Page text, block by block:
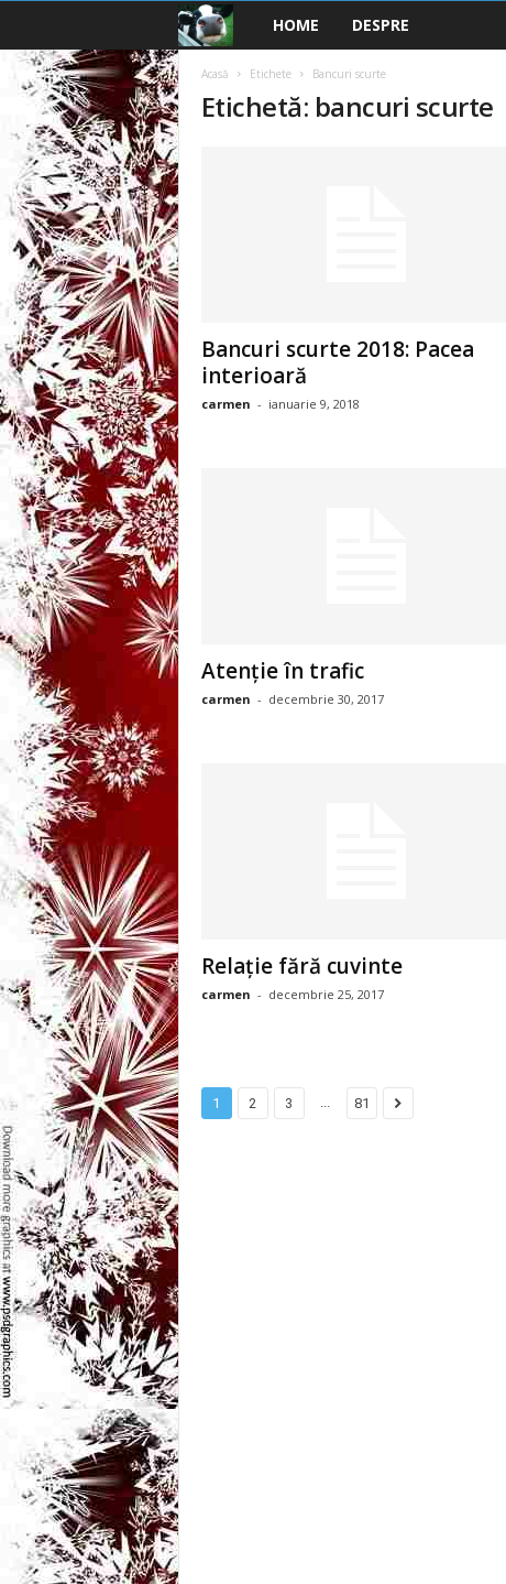
a
n
2
0
n
l
i
HOME DESPRE
Acasă Etichete Bancuri scurte
Etichetă: bancuri scurte
Bancuri scurte 2018: Pacea
interioară
carmen - ianuarie 9, 2018
Atenție în trafic
carmen - decembrie 30, 2017
Relație fără cuvinte
carmen - decembrie 25, 2017
1 2 3 ... 81